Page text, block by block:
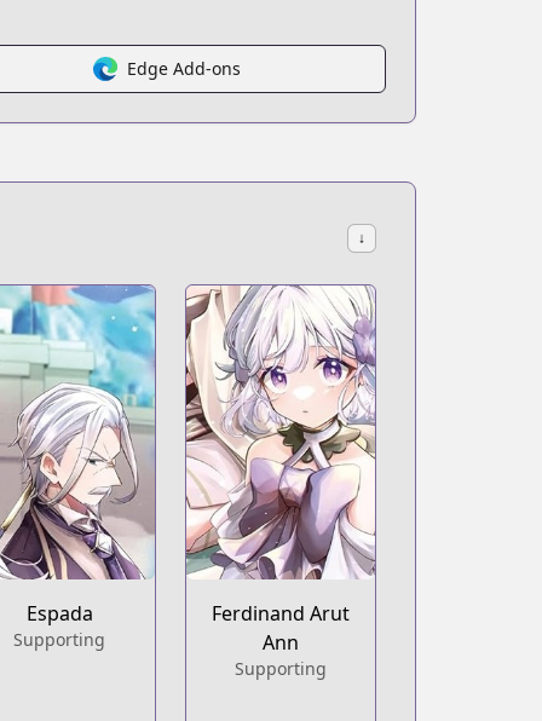
magic-turns-a-nameless-village-into-the-
Edge Add-ons
↓
Espada
Supporting
Ferdinand Arut
Ann
Supporting